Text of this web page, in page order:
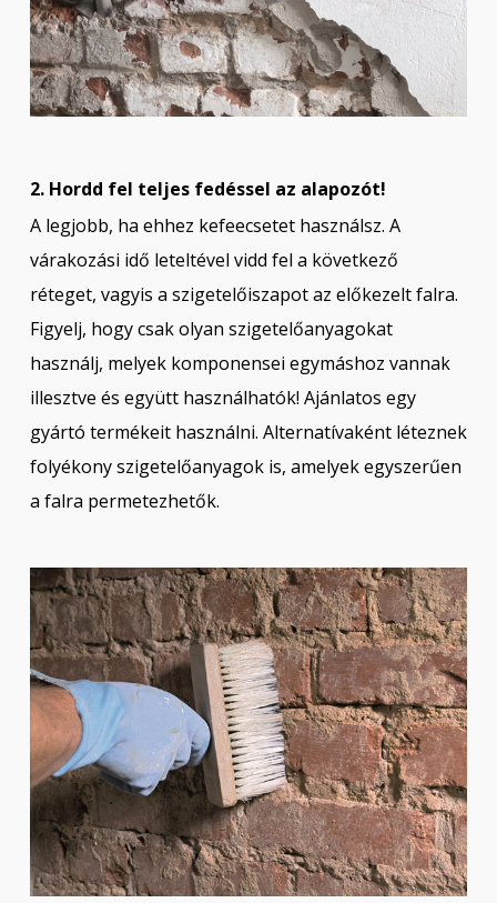
2. Hordd fel teljes fedéssel az alapozót!
A legjobb, ha ehhez kefeecsetet használsz. A
várakozási idő leteltével vidd fel a következő
réteget, vagyis a szigetelőiszapot az előkezelt falra.
Figyelj, hogy csak olyan szigetelőanyagokat
használj, melyek komponensei egymáshoz vannak
illesztve és együtt használhatók! Ajánlatos egy
gyártó termékeit használni. Alternatívaként léteznek
folyékony szigetelőanyagok is, amelyek egyszerűen
a falra permetezhetők.